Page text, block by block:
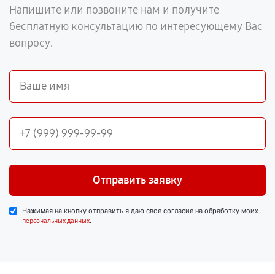
Напишите или позвоните нам и получите
бесплатную консультацию по интересующему Вас
вопросу.
Отправить заявку
Нажимая на кнопку отправить я даю свое согласие на обработку моих
персональных данных.